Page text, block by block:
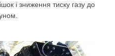
і зниження тиску газу до